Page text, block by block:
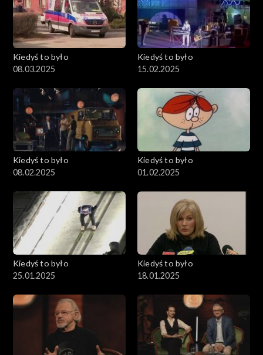
Kiedyś to było
08.03.2025
Kiedyś to było
15.02.2025
Kiedyś to było
08.02.2025
Kiedyś to było
01.02.2025
Kiedyś to było
25.01.2025
Kiedyś to było
18.01.2025